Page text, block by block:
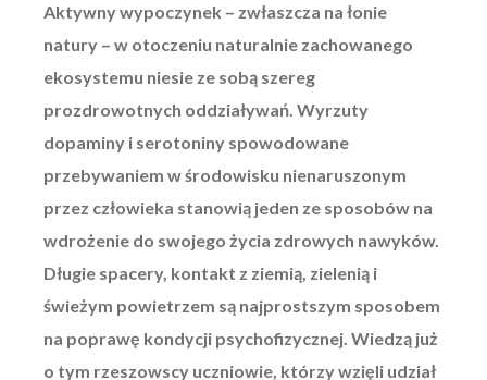
Aktywny wypoczynek – zwłaszcza na łonie
natury – w otoczeniu naturalnie zachowanego
ekosystemu niesie ze sobą szereg
prozdrowotnych oddziaływań. Wyrzuty
dopaminy i serotoniny spowodowane
przebywaniem w środowisku nienaruszonym
przez człowieka stanowią jeden ze sposobów na
wdrożenie do swojego życia zdrowych nawyków.
Długie spacery, kontakt z ziemią, zielenią i
świeżym powietrzem są najprostszym sposobem
na poprawę kondycji psychofizycznej. Wiedzą już
o tym rzeszowscy uczniowie, którzy wzięli udział